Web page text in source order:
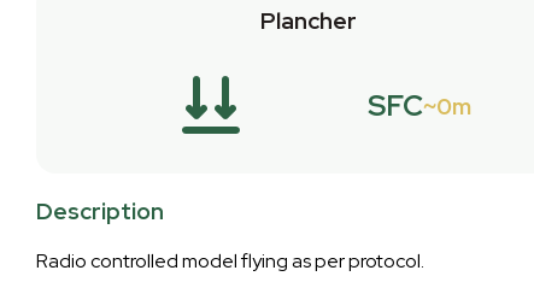
Plancher
SFC 0m
Description
Radio controlled model flying as per protocol.